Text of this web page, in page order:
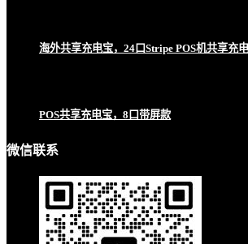
海外共享充电宝，24口Stripe POS机共享充
POS共享充电宝，8口带屏款
微信联系